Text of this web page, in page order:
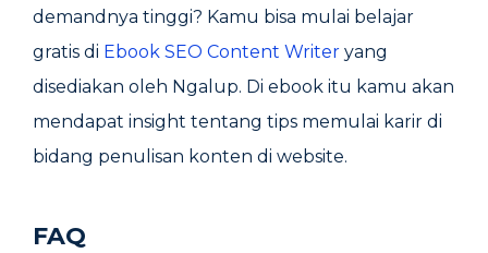
demandnya tinggi? Kamu bisa mulai belajar
gratis di Ebook SEO Content Writer yang
disediakan oleh Ngalup. Di ebook itu kamu akan
mendapat insight tentang tips memulai karir di
bidang penulisan konten di website.
FAQ